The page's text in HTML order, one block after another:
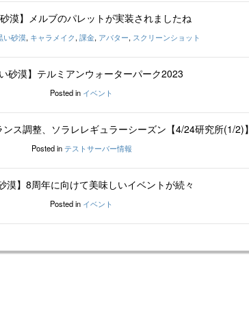
砂漠】メルブのパレットが実装されましたね
い砂漠, キャラメイク, 課金, アバター, スクリーンショット
い砂漠】テルミアンウォーターパーク2023
Posted in イベント
ンス調整、ソラレレギュラーシーズン【4/24研究所(1/2)】
Posted inテストサーバー情報
漠】8周年に向けて美味しいイベントが続々
Posted in イベント